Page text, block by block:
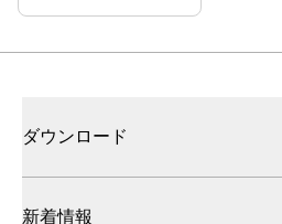
ダウンロード
新着情報